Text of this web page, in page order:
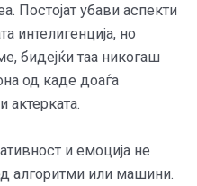
Постојат убави аспекти
интелигенција, но
бидејќи таа никогаш
од каде доаѓа
актерката.
и емоција не
алгоритми или машини.